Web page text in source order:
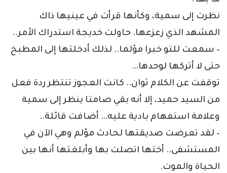
نظرت إلى سمية، وكأنها قرأت في عينيها ذاك
المشهد الذي زعزعها. حاولت خديجة استدراك الأمر..
– سمعت للتو خبرا مؤلما.. لذلك أدخلتها إلى المطبخ
حتى لا أتركها لوحدها…
توقفت عن الكلام ثوان.. كانت العجوز تنتظر ردة فعل
من السيد حميد، إلا أنه بقي صامتا ينظر إلى سمية
وعلامة استفهام بادية عليه… أضافت قائلة..
– لقد تعرضت صديقتها لحادث مؤلم وهي الآن في
المستشفى.. أختها اتصلت بها وأبلغتها أنها بين
الحياة والموت.